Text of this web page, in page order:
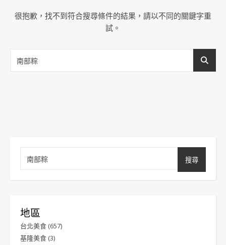
很抱歉，找不到符合搜尋條件的結果，請以不同的關鍵字重
試。
搜尋
地區
台北美食 (657)
基隆美食 (3)